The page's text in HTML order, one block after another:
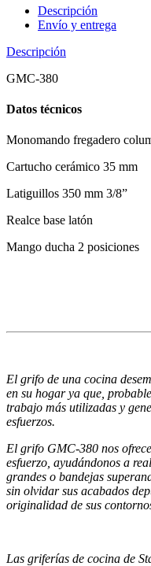
Descripción
Envío y entrega
Descripción
GMC-380
Datos técnicos
Monomando fregadero
Cartucho cerámico 35 mm
Latiguillos 350 mm 3/8”
Realce base latón
Mango ducha 2 posiciones
El grifo de una cocina
en su hogar ya que,
trabajo más utilizadas y
esfuerzos.
El grifo GMC-380 nos
esfuerzo, ayudándonos a
grandes o bandejas
sin olvidar sus acabados
originalidad de sus
Las griferías de cocina de